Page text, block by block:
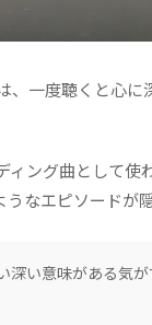
一度聴くと心
ング曲として使
なエピソードが
深い意味がある気